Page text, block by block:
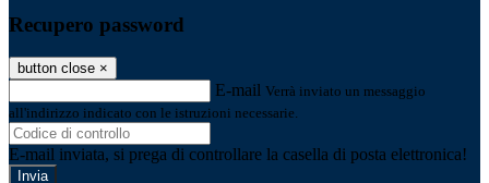
Recupero password
button close ×
E-mail Verrà inviato un messaggio
all'indirizzo indicato con le istruzioni necessarie.
E-mail inviata, si prega di controllare la casella di posta elettronica!